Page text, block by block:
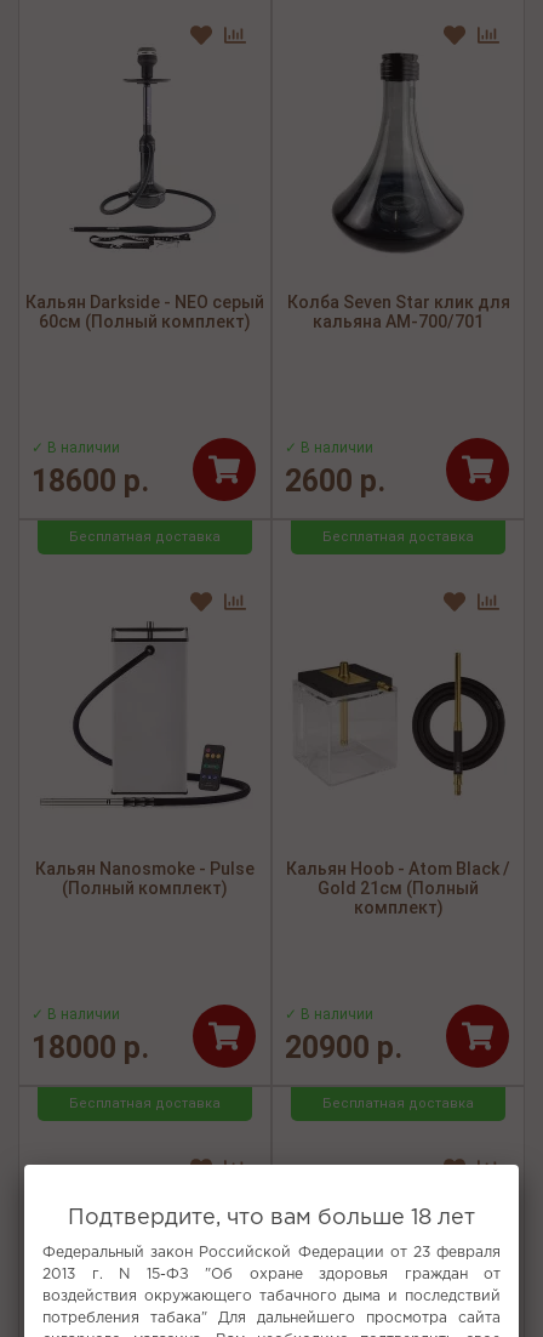
Кальян Darkside - NEO серый
60см (Полный комплект)
✓ В наличии
18600 р.
Колба Seven Star клик для
кальяна AM-700/701
✓ В наличии
2600 р.
Бесплатная доставка
Кальян Nanosmoke - Pulse
(Полный комплект)
✓ В наличии
18000 р.
Бесплатная доставка
Кальян Hoob - Atom Black /
Gold 21см (Полный
комплект)
✓ В наличии
20900 р.
Бесплатная доставка Бесплатная доставка
Подтвердите, что вам больше 18 лет
Федеральный закон Российской Федерации от 23 февраля
2013 г. N 15-ФЗ "Об охране здоровья граждан от
воздействия окружающего табачного дыма и последствий
потребления табака" Для дальнейшего просмотра сайта